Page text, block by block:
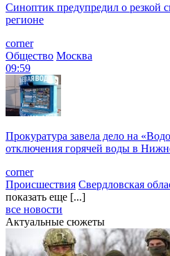
Синоптик предупредил о резкой
регионе
corner
Общество Москва
09:59
Прокуратура завела дело на
отключения горячей воды в
corner
Происшествия Свердловская
показать еще [...]
все новости
Актуальные сюжеты